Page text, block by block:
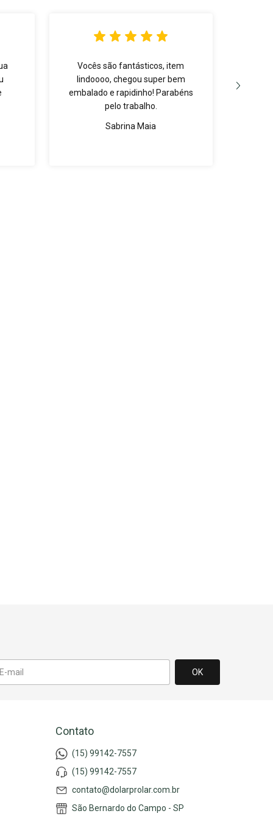
Vocês são fantásticos, item
lindoooo, chegou super bem
embalado e rapidinho! Parabéns
pelo trabalho.
Sabrina Maia
Contato
(15) 99142-7557
(15) 99142-7557
contato@dolarprolar.com.br
São Bernardo do Campo - SP